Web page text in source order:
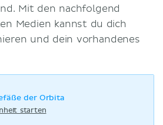
Mit den nachfolgend
Medien kannst du dich
und dein vorhandenes
der Orbita
starten